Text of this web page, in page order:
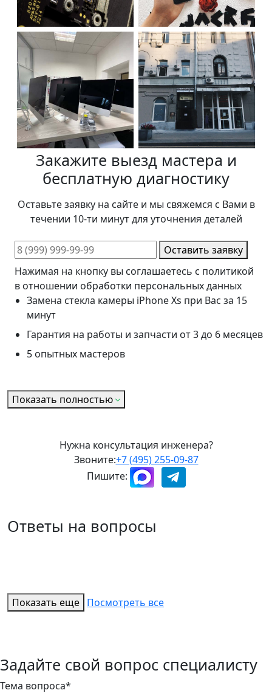
Закажите выезд мастера и
бесплатную диагностику
Оставьте заявку на сайте и мы свяжемся с Вами в
течении 10-ти минут для уточнения деталей
Оставить заявку
Нажимая на кнопку вы соглашаетесь с политикой
в отношении обработки персональных данных
Замена стекла камеры iPhone Xs при Вас за 15
минут
Гарантия на работы и запчасти от 3 до 6 месяцев
5 опытных мастеров
Показать полностью
Нужна консультация инженера?
Звоните:+7 (495) 255-09-87
Пишите:
Ответы на вопросы
Показать еще Посмотреть все
Задайте свой вопрос специалисту
Тема вопроса*